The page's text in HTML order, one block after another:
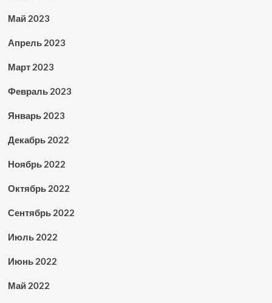
Май 2023
Апрель 2023
Март 2023
Февраль 2023
Январь 2023
Декабрь 2022
Ноябрь 2022
Октябрь 2022
Сентябрь 2022
Июль 2022
Июнь 2022
Май 2022